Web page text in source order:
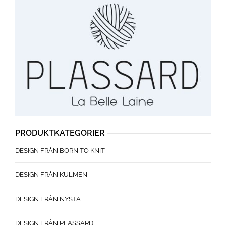
PRODUKTKATEGORIER
DESIGN FRÅN BORN TO KNIT
DESIGN FRÅN KULMEN
DESIGN FRÅN NYSTA
DESIGN FRÅN PLASSARD